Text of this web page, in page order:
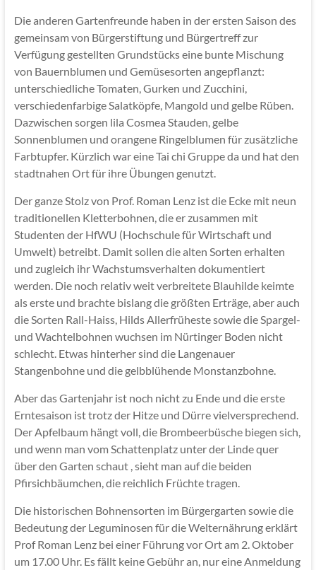
Die anderen Gartenfreunde haben in der ersten Saison des
gemeinsam von Bürgerstiftung und Bürgertreff zur
Verfügung gestellten Grundstücks eine bunte Mischung
von Bauernblumen und Gemüsesorten angepflanzt:
unterschiedliche Tomaten, Gurken und Zucchini,
verschiedenfarbige Salatköpfe, Mangold und gelbe Rüben.
Dazwischen sorgen lila Cosmea Stauden, gelbe
Sonnenblumen und orangene Ringelblumen für zusätzliche
Farbtupfer. Kürzlich war eine Tai chi Gruppe da und hat den
stadtnahen Ort für ihre Übungen genutzt.
Der ganze Stolz von Prof. Roman Lenz ist die Ecke mit neun
traditionellen Kletterbohnen, die er zusammen mit
Studenten der HfWU (Hochschule für Wirtschaft und
Umwelt) betreibt. Damit sollen die alten Sorten erhalten
und zugleich ihr Wachstumsverhalten dokumentiert
werden. Die noch relativ weit verbreitete Blauhilde keimte
als erste und brachte bislang die größten Erträge, aber auch
die Sorten Rall-Haiss, Hilds Allerfrüheste sowie die Spargel-
und Wachtelbohnen wuchsen im Nürtinger Boden nicht
schlecht. Etwas hinterher sind die Langenauer
Stangenbohne und die gelbblühende Monstanzbohne.
Aber das Gartenjahr ist noch nicht zu Ende und die erste
Erntesaison ist trotz der Hitze und Dürre vielversprechend.
Der Apfelbaum hängt voll, die Brombeerbüsche biegen sich,
und wenn man vom Schattenplatz unter der Linde quer
über den Garten schaut , sieht man auf die beiden
Pfirsichbäumchen, die reichlich Früchte tragen.
Die historischen Bohnensorten im Bürgergarten sowie die
Bedeutung der Leguminosen für die Welternährung erklärt
Prof Roman Lenz bei einer Führung vor Ort am 2. Oktober
um 17.00 Uhr. Es fällt keine Gebühr an, nur eine Anmeldung